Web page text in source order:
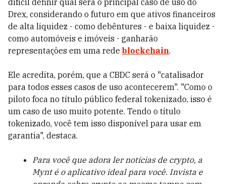
difícil definir qual será o principal caso de uso do
Drex, considerando o futuro em que ativos financeiros
de alta liquidez - como debêntures - e baixa liquidez -
como automóveis e imóveis - ganharão
representações em uma rede blockchain.
Ele acredita, porém, que a CBDC será o "catalisador
para todos esses casos de uso acontecerem". "Como o
piloto foca no título público federal tokenizado, isso é
um caso de uso muito potente. Tendo o título
tokenizado, você tem isso disponível para usar em
garantia", destaca.
Para você que adora ler notícias de crypto, a
Mynt é o aplicativo ideal para você. Invista e